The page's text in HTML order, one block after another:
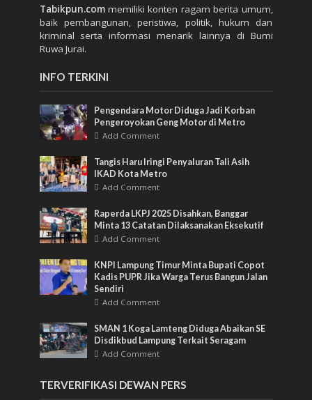
Tabikpun.commemiliki konten ragam berita umum,
baik pembangunan, peristiwa, politik, hukum dan
kriminal serta informasi menarik lainnya di Bumi
Ruwa Jurai.
INFO TERKINI
Pengendara Motor Diduga Jadi Korban
Pengeroyokan Geng Motor di Metro
Add Comment
Tangis Haru Iringi Penyaluran Tali Asih
IKAD Kota Metro
Add Comment
Raperda LKPJ 2025 Disahkan, Banggar
Minta 13 Catatan Dilaksanakan Eksekutif
Add Comment
KNPI Lampung Timur Minta Bupati Copot
Kadis PUPR Jika Warga Terus Bangun Jalan
Sendiri
Add Comment
SMAN 1 Koga Lamteng Diduga Abaikan SE
Disdikbud Lampung Terkait Seragam
Add Comment
TERVERIFIKASI DEWAN PERS